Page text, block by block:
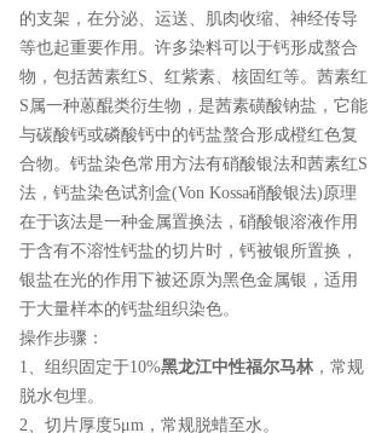
的支架，在分泌、运送、肌肉收缩、神经传导
等也起重要作用。许多染料可以于钙形成螯合
物，包括茜素红S、红紫素、核固红等。茜素红
S属一种蒽醌类衍生物，是茜素磺酸钠盐，它能
与碳酸钙或磷酸钙中的钙盐螯合形成橙红色复
合物。钙盐染色常用方法有硝酸银法和茜素红S
法，钙盐染色试剂盒(Von Kossa硝酸银法)原理
在于该法是一种金属置换法，硝酸银溶液作用
于含有不溶性钙盐的切片时，钙被银所置换，
银盐在光的作用下被还原为黑色金属银，适用
于大量样本的钙盐组织染色。
操作步骤：
1、组织固定于10%黑龙江中性福尔马林，常规
脱水包埋。
2、切片厚度5μm，常规脱蜡至水。